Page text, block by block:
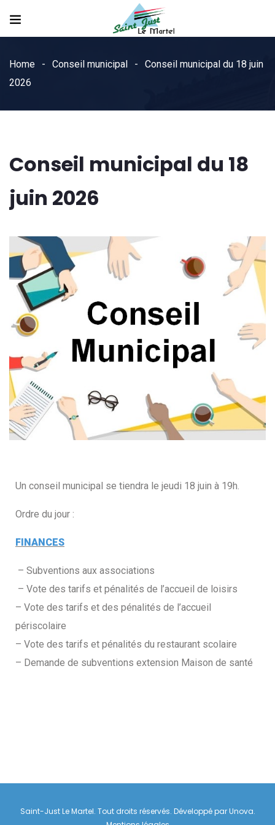
Home Conseil municipal
Conseil municipal du 18 juin
2026
Conseil municipal du 18
juin 2026
Un conseil municipal se tiendra le jeudi 18 juin à 19h.
Ordre du jour :
FINANCES
– Subventions aux associations
– Vote des tarifs et pénalités de l’accueil de loisirs
– Vote des tarifs et des pénalités de l’accueil
périscolaire
– Vote des tarifs et pénalités du restaurant scolaire
– Demande de subventions extension Maison de santé
Saint-Just Le Martel. Tout droits réservés. Développé parUnova.